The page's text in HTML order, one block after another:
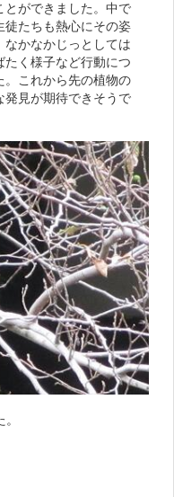
とができました。中で
徒たちも熱心にその姿
なかなかじっとしては
たく様子など行動につ
。これから先の植物の
発見が期待できそうで